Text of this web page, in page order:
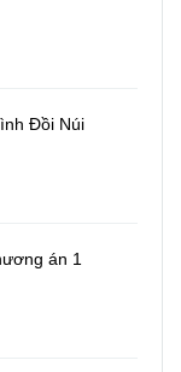
Đồi Núi
án 1